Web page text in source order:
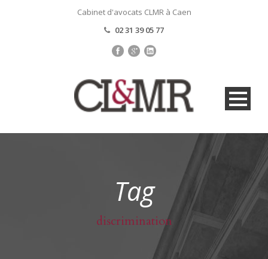
Cabinet d'avocats CLMR à Caen
02 31 39 05 77
Tag
discrimination